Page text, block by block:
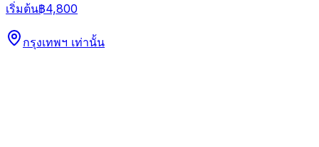
เริ่มต้น฿4,800
กรุงเทพฯ เท่านั้น